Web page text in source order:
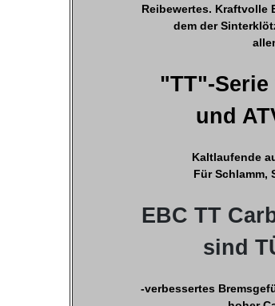
Reibewertes. Kraftvolle
dem der
"TT"-
und
Kaltlaufende
Für Schlamm,
EBC TT
sind
-verbessertes